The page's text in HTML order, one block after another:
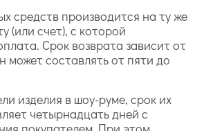
средств производится на ту же
(или счет), с которой
Срок возврата зависит от
может составлять от пяти до
изделия в шоу-руме, срок их
четырнадцать дней с